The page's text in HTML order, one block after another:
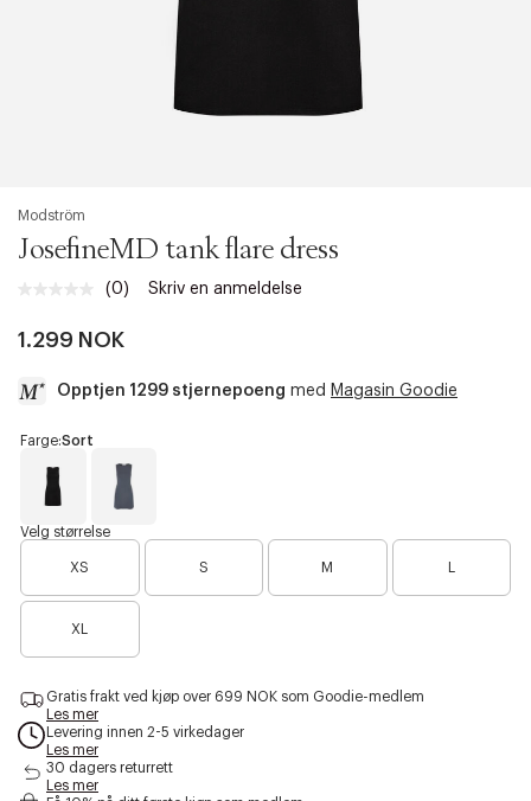
Modström
JosefineMD tank flare dress
Ingen
Samme
(0) Skriv en anmeldelse
1.299 NOK
Opptjen 1299 stjernepoeng med Magasin Goodie
a
s
s
b
i
y
.
v
a
Farge:Sort
S
o
m
e
e
Velg størrelse
XS S
r
n
M
XL
Gratis frakt ved kjøp over 699 NOK som Goodie-medlem
Les mer
Levering innen 2-5 virkedager
Les mer
30 dagers returrett
Les mer